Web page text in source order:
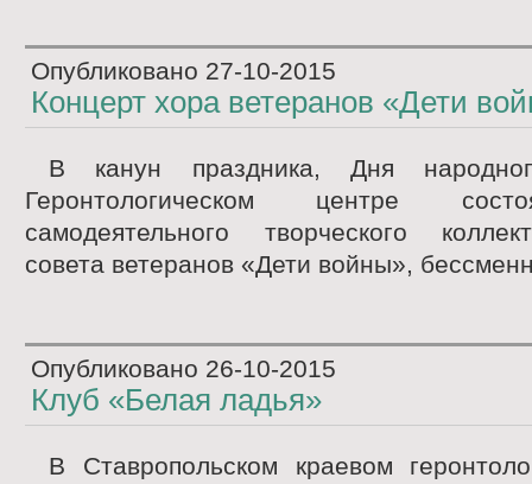
Опубликовано 27-10-2015
Концерт хора ветеранов «Дети
В канун праздника, Дня
Геронтологическом центре
самодеятельного творческого
совета ветеранов «Дети войны»,
Опубликовано 26-10-2015
Клуб «Белая ладья»
В Ставропольском краевом